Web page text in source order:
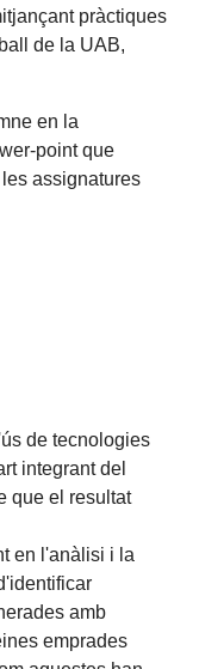
pràctiques
de la UAB,
en la
point que
assignatures
de tecnologies
integrant del
que el resultat
en l'anàlisi i la
amb
emprades